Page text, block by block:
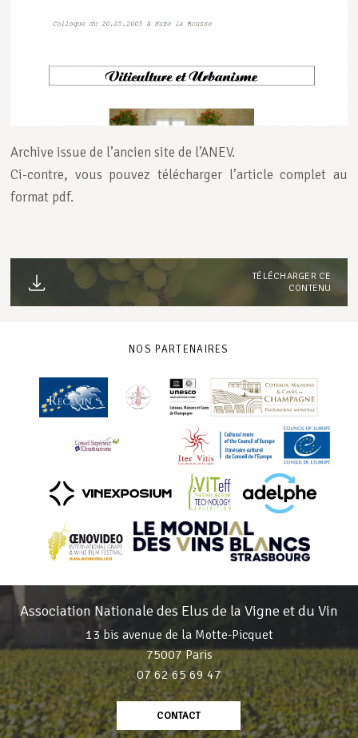
Archive issue de l’ancien site de l’ANEV.
Ci-contre, vous pouvez télécharger l’article complet au
format pdf.
TÉLÉCHARGER CE
CONTENU
NOS PARTENAIRES
Association Nationale des Elus de la Vigne et du Vin
13 bis avenue de la Motte-Picquet
75007 Paris
07 62 65 69 47
CONTACT